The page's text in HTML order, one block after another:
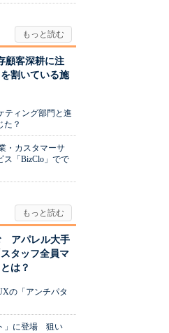
顧客深耕に注
割いている施
ティング部門と進
た？
・カスタマーサ
ス「BizClo」でで
アパレル大手
タッフ全員マ
は？
の「アンチパタ
」に登場 狙い